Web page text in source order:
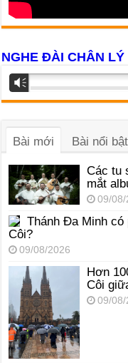
NGHE ĐÀI CHÂN LÝ
Trình
phát
âm
Vm
Bài mới Bài nổi bật
Các tu
mắt
09/08/
Thánh Đa Minh
Côi?
09/08/2026
Hơn
Côi
09/08/